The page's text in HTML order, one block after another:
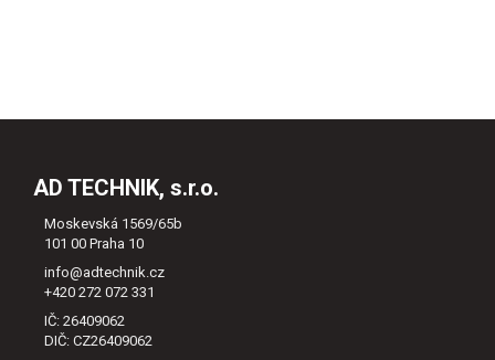
AD TECHNIK, s.r.o.
Moskevská 1569/65b
101 00 Praha 10
info@adtechnik.cz
+420 272 072 331
IČ: 26409062
DIČ: CZ26409062